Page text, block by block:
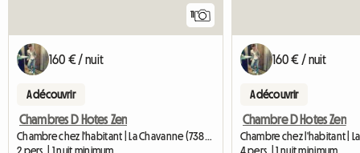
11
160 € / nuit
A découvrir
Chambres D Hotes Zen
Chambre chez l'habitant | La Chavanne (73800) | 30 M2
2 pers. | 1 nuit minimum
160 € / nuit
A découvrir
Chambre D Hotes Zen
4 pers. | 1 nuit minimum